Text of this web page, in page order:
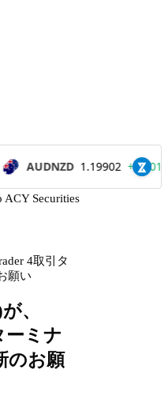
ACY Securities
4取引タ
願い
、
ーミナ
のお願